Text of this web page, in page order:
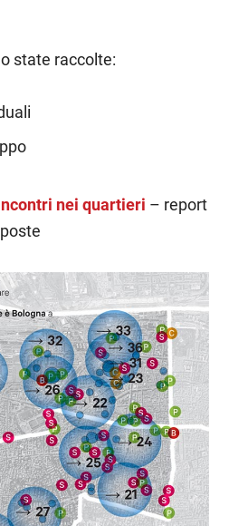
state raccolte:
nei quartieri – report